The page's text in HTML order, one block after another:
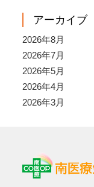
アーカイブ
2026年8月
2026年7月
2026年5月
2026年4月
2026年3月